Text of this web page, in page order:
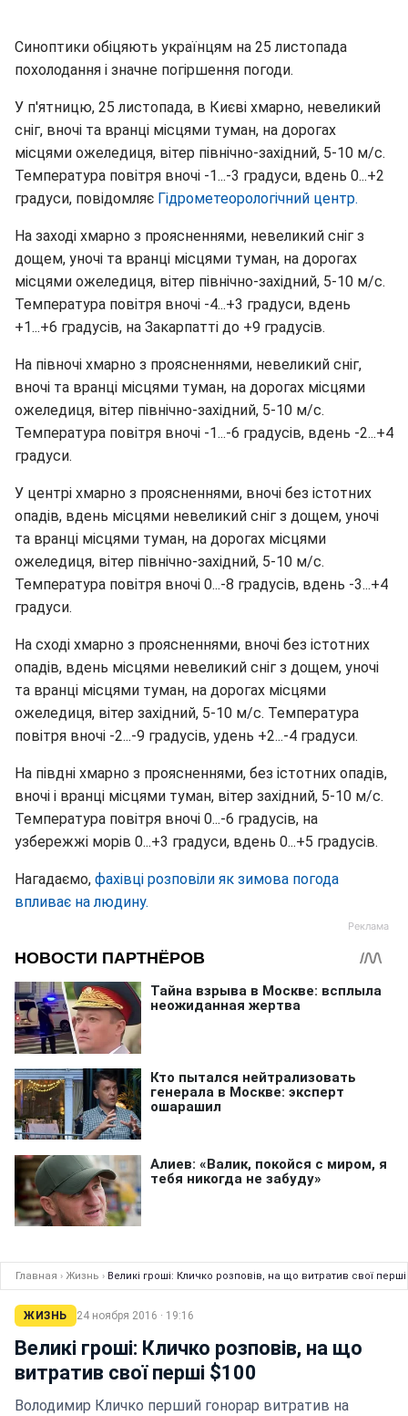
Синоптики обіцяють українцям на 25 листопада
похолодання і значне погіршення погоди.
У п'ятницю, 25 листопада, в Києві хмарно, невеликий
сніг, вночі та вранці місцями туман, на дорогах
місцями ожеледиця, вітер північно-західний, 5-10 м/с.
Температура повітря вночі -1...-3 градуси, вдень 0...+2
градуси, повідомляє Гідрометеорологічний центр.
На заході хмарно з проясненнями, невеликий сніг з
дощем, уночі та вранці місцями туман, на дорогах
місцями ожеледиця, вітер північно-західний, 5-10 м/с.
Температура повітря вночі -4...+3 градуси, вдень
+1...+6 градусів, на Закарпатті до +9 градусів.
На півночі хмарно з проясненнями, невеликий сніг,
вночі та вранці місцями туман, на дорогах місцями
ожеледиця, вітер північно-західний, 5-10 м/с.
Температура повітря вночі -1...-6 градусів, вдень -2...+4
градуси.
У центрі хмарно з проясненнями, вночі без істотних
опадів, вдень місцями невеликий сніг з дощем, уночі
та вранці місцями туман, на дорогах місцями
ожеледиця, вітер північно-західний, 5-10 м/с.
Температура повітря вночі 0...-8 градусів, вдень -3...+4
градуси.
На сході хмарно з проясненнями, вночі без істотних
опадів, вдень місцями невеликий сніг з дощем, уночі
та вранці місцями туман, на дорогах місцями
ожеледиця, вітер західний, 5-10 м/с. Температура
повітря вночі -2...-9 градусів, удень +2...-4 градуси.
На півдні хмарно з проясненнями, без істотних опадів,
вночі і вранці місцями туман, вітер західний, 5-10 м/с.
Температура повітря вночі 0...-6 градусів, на
узбережжі морів 0...+3 градуси, вдень 0...+5 градусів.
Нагадаємо, фахівці розповіли як зимова погода
впливає на людину.
Главная › Жизнь › Великі гроші: Кличко розповів, на що витратив свої перші
ЖИЗНЬ 24 ноября 2016 · 19:16
Великі гроші: Кличко розповів, на що
витратив свої перші $100
Володимир Кличко перший гонорар витратив на